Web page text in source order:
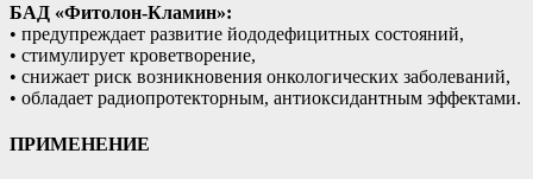
БАД «Фитолон-Кламин»:
• предупреждает развитие йододефицитных состояний,
• стимулирует кроветворение,
• снижает риск возникновения онкологических заболеваний,
• обладает радиопротекторным, антиоксидантным эффектами.
ПРИМЕНЕНИЕ